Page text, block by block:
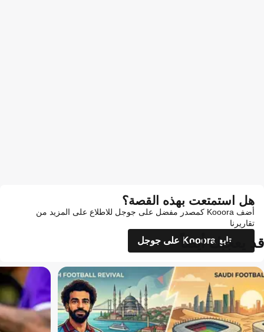
هل استمتعت بهذه القصة؟
أضف Kooora كمصدر مفضل على جوجل للاطلاع على المزيد من
تقاريرنا
تابع Kooora على جوجل
قد يعجبك أيضاً